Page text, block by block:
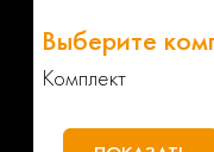
Комплект